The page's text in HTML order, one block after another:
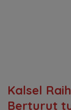
Kalsel
Berturut